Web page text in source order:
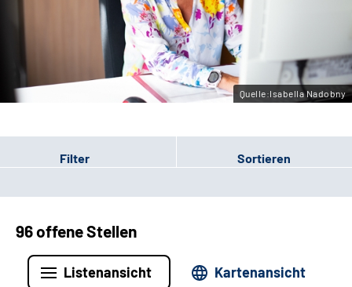
Gebärdensprache
Leichte Sprache
Quelle:Isabella Nadobny
Filter Sortieren
96 offene Stellen
Listenansicht Kartenansicht